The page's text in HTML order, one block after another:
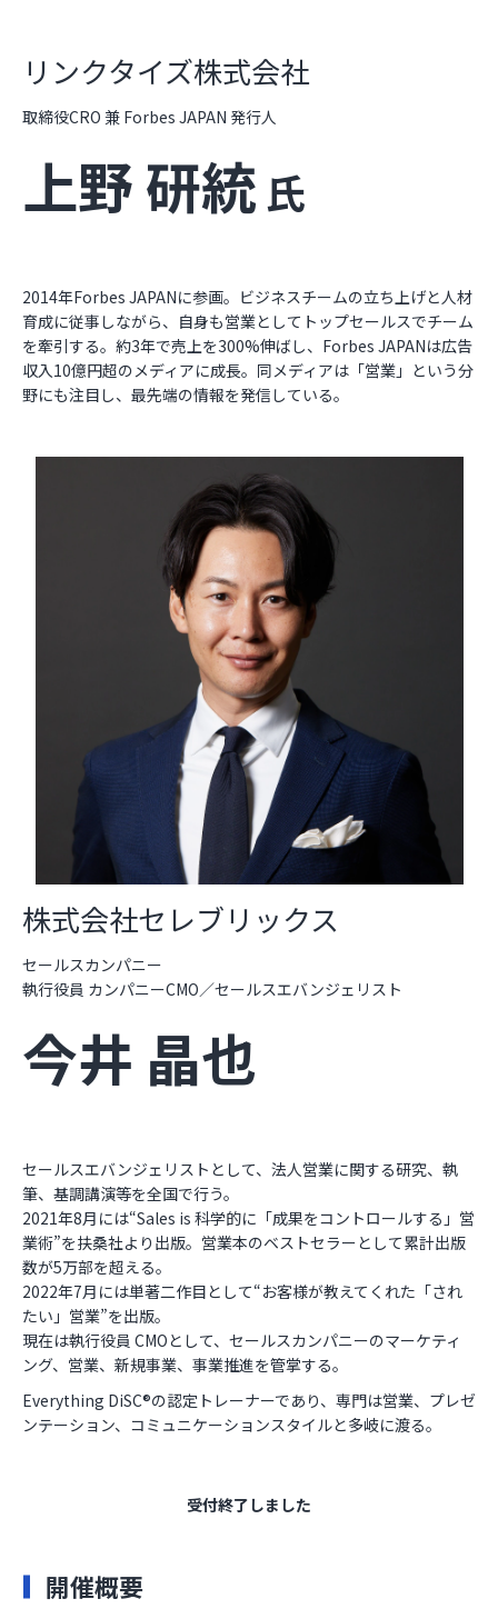
リンクタイズ株式会社
取締役CRO 兼 Forbes JAPAN 発行人
上野 研統氏
2014年Forbes JAPANに参画。ビジネスチームの立ち上げと人材
育成に従事しながら、自身も営業としてトップセールスでチーム
を牽引する。約3年で売上を300%伸ばし、Forbes JAPANは広告
収入10億円超のメディアに成長。同メディアは「営業」という分
野にも注目し、最先端の情報を発信している。
株式会社セレブリックス
セールスカンパニー
執行役員 カンパニーCMO／セールスエバンジェリスト
今井 晶也
セールスエバンジェリストとして、法人営業に関する研究、執
筆、基調講演等を全国で行う。
2021年8月には“Sales is 科学的に「成果をコントロールする」営
業術”を扶桑社より出版。営業本のベストセラーとして累計出版
数が5万部を超える。
2022年7月には単著二作目として“お客様が教えてくれた「され
たい」営業”を出版。
現在は執行役員 CMOとして、セールスカンパニーのマーケティ
ング、営業、新規事業、事業推進を管掌する。
Everything DiSC®️の認定トレーナーであり、専門は営業、プレゼ
ンテーション、コミュニケーションスタイルと多岐に渡る。
受付終了しました
開催概要